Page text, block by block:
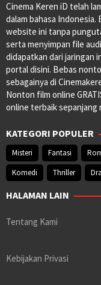
Cinema Keren iD telah
dalam bahasa Indonesia.
website ini tanpa
serta menyimpan file
didapatkan dari jaringan
portal disini. Bebas
sebagainya di
Nonton film online
online terbaik sepanjang
KATEGORI POPULER
Misteri Fantasi
Komedi
Thriller
HALAMAN LAIN
Tentang Kami
Kebijakan Privasi